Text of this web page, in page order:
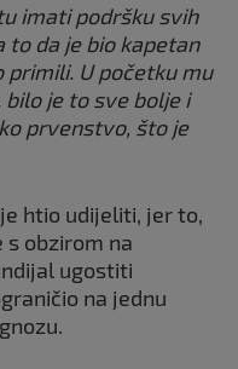
imati podršku svih
to da je bio kapetan
U početku mu
bilo je to sve bolje i
prvenstvo, što je
htio udijeliti, jer to,
s obzirom na
ugostiti
na jednu